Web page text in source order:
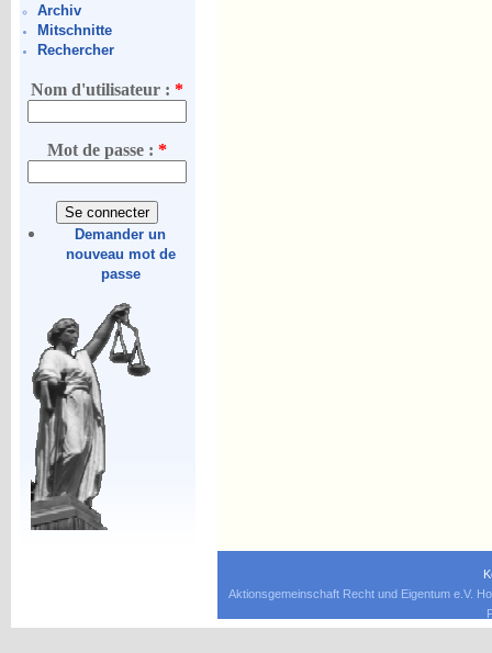
Archiv
Mitschnitte
Rechercher
Nom d'utilisateur :*
Mot de passe :*
Demander un
nouveau mot de
passe
Aktionsgemeinschaft Recht und Eigentum e.V.